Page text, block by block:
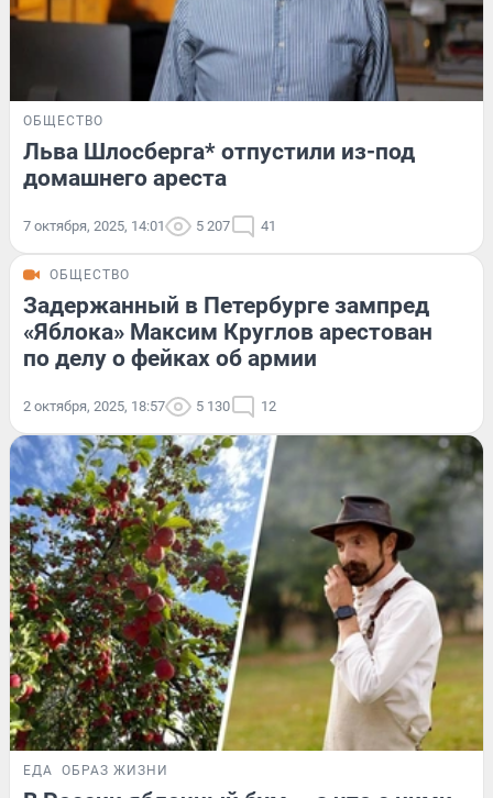
ОБЩЕСТВО
Льва Шлосберга* отпустили из-под
домашнего ареста
7 октября, 2025, 14:01 5 207 41
ОБЩЕСТВО
Задержанный в Петербурге зампред
«Яблока» Максим Круглов арестован
по делу о фейках об армии
2 октября, 2025, 18:57 5 130 12
ЕДА ОБРАЗ ЖИЗНИ